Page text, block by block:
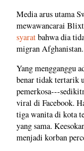
Media arus utama
mewawancarai
syaratbahwa dia
migran Afghanistan.
Yang mengganggu
benar tidak tertarik
pemerkosa---
viral di Facebook.
tiga wanita di kota
yang sama.
menjadi korban